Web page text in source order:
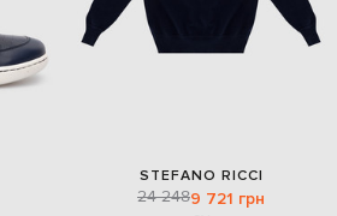
STEFANO RICCI
24 2489 721 грн